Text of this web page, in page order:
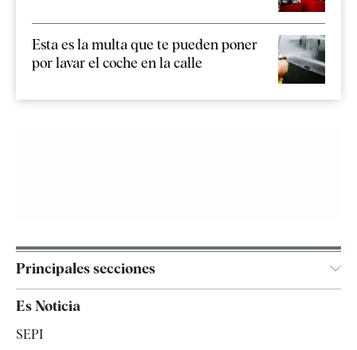
Esta es la multa que te pueden poner
por lavar el coche en la calle
Principales secciones
España
Es Noticia
SEPI